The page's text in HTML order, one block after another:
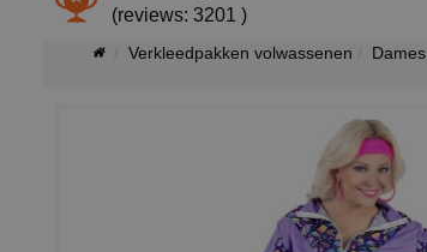
(reviews: 3201 )
Verkleedpakken volwassenen Dames